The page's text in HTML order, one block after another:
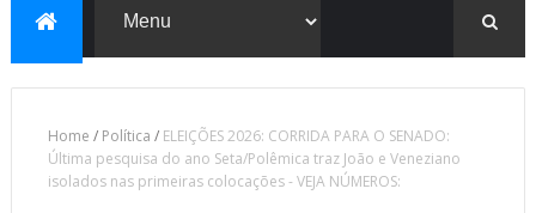
Home / Política / ELEIÇÕES 2026: CORRIDA PARA O SENADO:
Última pesquisa do ano Seta/Polêmica traz João e Veneziano
isolados nas primeiras colocações - VEJA NÚMEROS: